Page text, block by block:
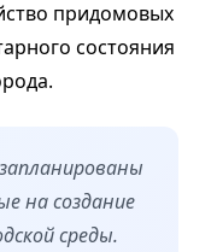
придомовых
состояния
на создание
среды.